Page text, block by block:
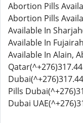
Abortion Pills
Abortion Pills
Available In
Available In
Available In Alain,
Pills
Dubai